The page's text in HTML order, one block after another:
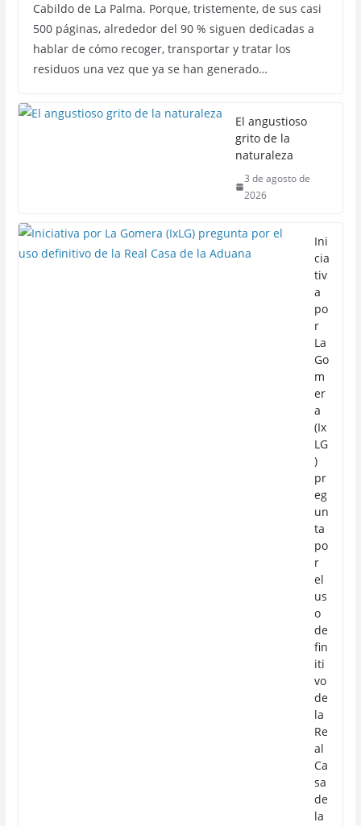
Cabildo de La Palma. Porque, tristemente, de sus casi
500 páginas, alrededor del 90 % siguen dedicadas a
hablar de cómo recoger, transportar y tratar los
residuos una vez que ya se han generado…
El angustioso
grito de la
naturaleza
3 de agosto de
2026
Ini
cia
tiv
a
po
r
La
Go
m
er
a
(Ix
LG
)
pr
eg
un
ta
po
r
el
us
o
de
fin
iti
vo
de
la
Re
al
Ca
sa
de
la